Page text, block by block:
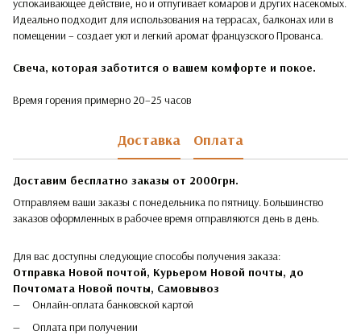
Идеально подходит для использования на террасах, балконах или в
помещении – создает уют и легкий аромат французского Прованса.
Свеча, которая заботится о вашем комфорте и покое.
Время горения примерно 20–25 часов
Доставка Оплата
Доставим бесплатно заказы от 2000грн.
Отправляем ваши заказы с понедельника по пятницу. Большинство
заказов оформленных в рабочее время отправляются день в день.
Для вас доступны следующие способы получения заказа:
Отправка Новой почтой, Курьером Новой почты, до
Почтомата Новой почты, Самовывоз
Онлайн-оплата банковской картой
Оплата при получении